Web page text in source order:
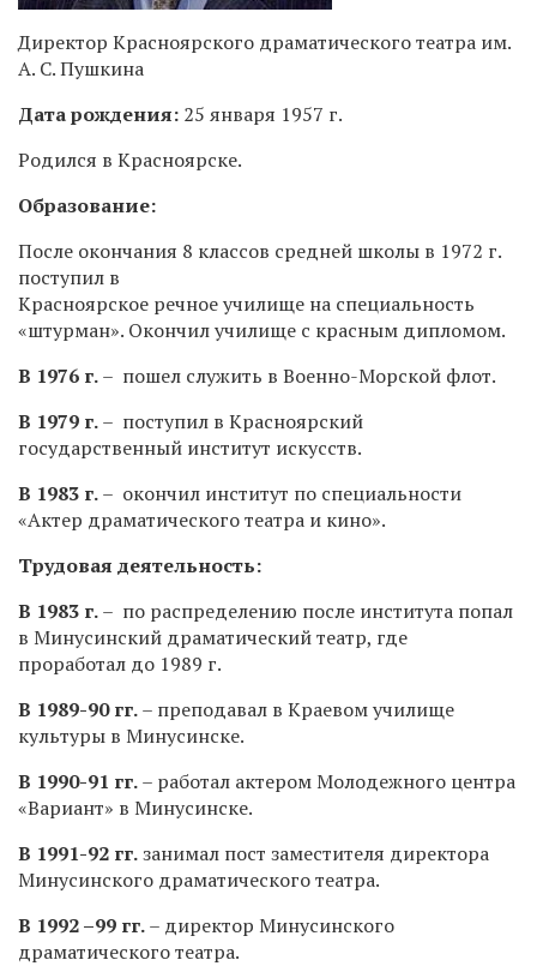
Директор Красноярского драматического театра им.
А. С. Пушкина
Дата рождения: 25 января 1957 г.
Родился в Красноярске.
Образование:
После окончания 8 классов средней школы в 1972 г.
поступил в
Красноярское речное училище на специальность
«штурман». Окончил училище с красным дипломом.
В 1976 г.– пошел служить в Военно-Морской флот.
В 1979 г.– поступил в Красноярский
государственный институт искусств.
В 1983 г.– окончил институт по специальности
«Актер драматического театра и кино».
Трудовая деятельность:
В 1983 г.– по распределению после института попал
в Минусинский драматический театр, где
проработал до 1989 г.
В 1989-90 гг.– преподавал в Краевом училище
культуры в Минусинске.
В 1990-91 гг.– работал актером Молодежного центра
«Вариант» в Минусинске.
В 1991-92 гг.занимал пост заместителя директора
Минусинского драматического театра.
В 1992 –99 гг.– директор Минусинского
драматического театра.